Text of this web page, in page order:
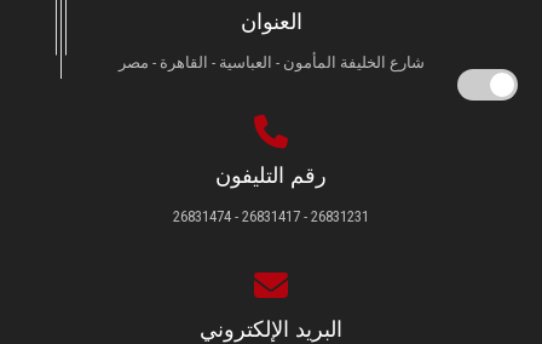
العنوان
شارع الخليفة المأمون - العباسية - القاهرة - مصر
رقم التليفون
26831231 - 26831417 - 26831474
البريد الإلكتروني